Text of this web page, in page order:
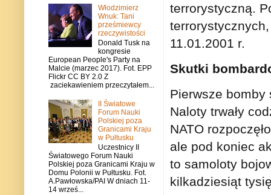
terrorystyczną.
11.01.2001 r.
Skutki
Pierwsze bomby
Naloty trwały
NATO
ale pod koniec
to samoloty
kilkadziesiąt
Włodzimierz
Wnuk: Tani
prześmiewcy
rzeczywistości
Donald Tusk na
kongresie
European People's Party na
Malcie (marzec 2017). Fot. EPP
Flickr CC BY 2.0 Z
zaciekawieniem przeczytałem...
II Światowe
Forum Nauki
Polskiej poza
Granicami Kraju
w Pułtusku
Uczestnicy II
Światowego Forum Nauki
Polskiej poza Granicami Kraju w
Domu Polonii w Pułtusku. Fot.
A.Pawłowska/PAI W dniach 11-
14 wrześ...